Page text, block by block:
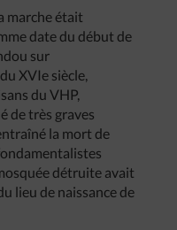
marche était
date du début de
sur
XVIe siècle,
du VHP,
de très graves
la mort de
détruite avait
lieu de naissance de